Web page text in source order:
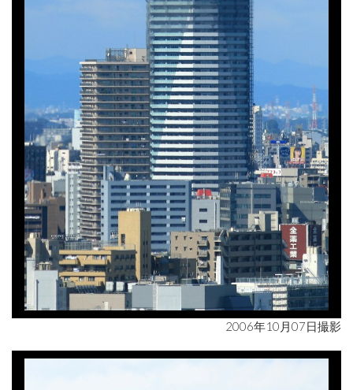
2006年10月07日撮影